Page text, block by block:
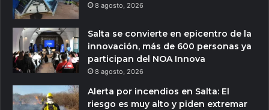
8 agosto, 2026
Salta se convierte en epicentro de la
innovación, más de 600 personas ya
participan del NOA Innova
8 agosto, 2026
Alerta por incendios en Salta: El
riesgo es muy alto y piden extremar